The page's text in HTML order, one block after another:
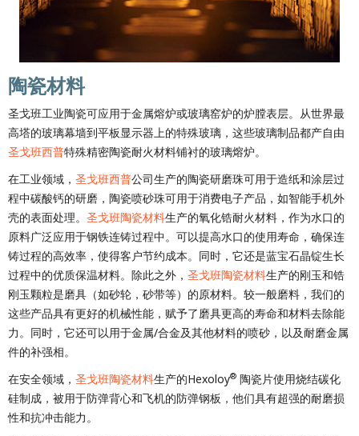
陶瓷材料
圣戈班工业陶瓷可应用于金属熔炉或玻璃窑炉的炉膛表层。从世界最
高塔的玻璃幕墙到平板显示器上的特殊玻璃，这些玻璃制品都产自由
圣戈班西普特殊精密陶瓷耐火材料铺衬的玻璃熔炉。
在工业领域， 圣戈班西普公司生产的陶瓷研磨珠可用于造纸和涂层过
程中碳酸钙的研磨，陶瓷喷砂珠可用于消费电子产品，如智能手机外
壳的表面处理。 圣戈班陶瓷材料生产的氧化锆耐火材料，作为水口的
原料广泛应用于钢铁连铸过程中。可以提高水口的使用寿命，确保连
铸过程的高效率，使得客户节约成本。同时，它还是蓝宝石晶锭生长
过程中的优质保温材料。除此之外， 圣戈班陶瓷材料生产的刚玉和锆
刚玉颗粒是磨具（如砂轮，砂带等）的原材料。较一般磨料，我们的
这些产品具有更好的机械性能，赋予了磨具更高的寿命和材料去除能
力。同时，它还可以用于金属/合金及其他材料的喷砂，以及耐磨金属
件的补强相。
在安全领域， 圣戈班陶瓷材料生产的Hexoloy® 陶瓷片使用烧结碳化
硅制成，被用于防弹背心和飞机的防弹钢板，他们具有超强的耐磨损
性和抗冲击能力。